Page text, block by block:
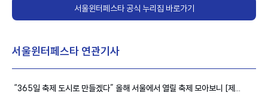
서울윈터페스타 공식 누리집 바로가기
서울윈터페스타 연관기사
“365일 축제 도시로 만들겠다” 올해서울에서 열릴 축제 모아보니 [제...